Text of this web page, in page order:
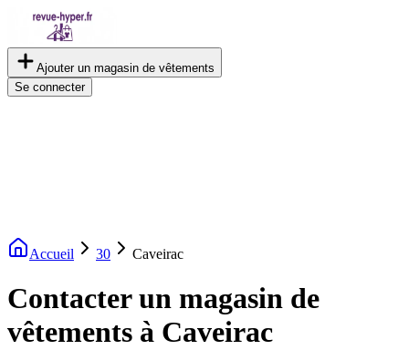
Ajouter un magasin de vêtements
Se connecter
Accueil 30 Caveirac
Contacter un magasin de
vêtements à Caveirac